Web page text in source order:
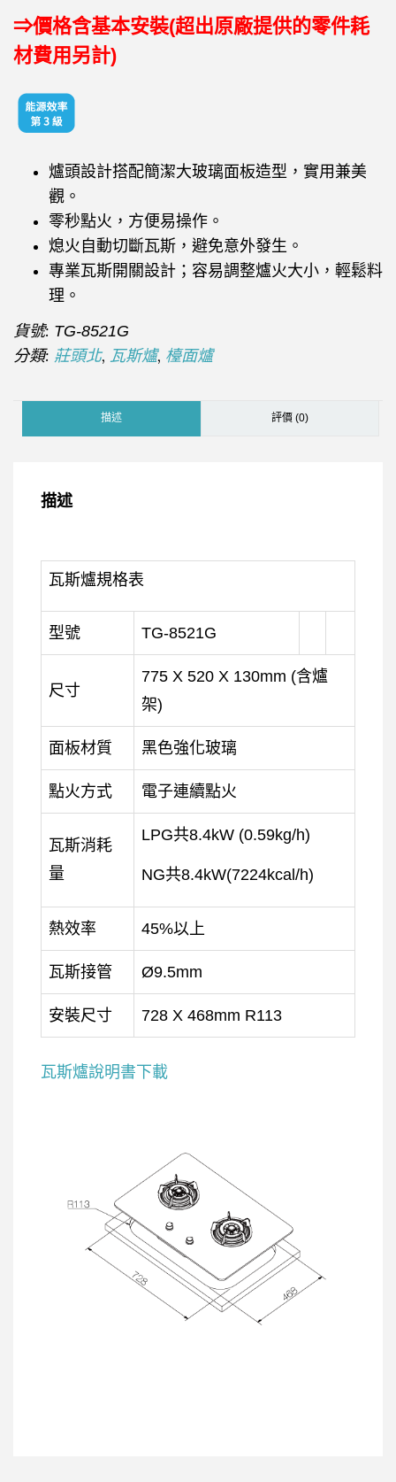
⇒價格含基本安裝(超出原廠提供的零件耗
材費用另計)
爐頭設計搭配簡潔大玻璃面板造型，實用兼美
觀。
零秒點火，方便易操作。
熄火自動切斷瓦斯，避免意外發生。
專業瓦斯開關設計；容易調整爐火大小，輕鬆料
理。
貨號: TG-8521G
分類: 莊頭北, 瓦斯爐, 檯面爐
描述 評價 (0)
描述
瓦斯爐規格表
型號 TG-8521G
尺寸
775 X 520 X 130mm (含爐
架)
面板材質 黑色強化玻璃
點火方式 電子連續點火
瓦斯消耗
量
LPG共8.4kW (0.59kg/h)
NG共8.4kW(7224kcal/h)
熱效率 45%以上
瓦斯接管 Ø9.5mm
安裝尺寸 728 X 468mm R113
瓦斯爐說明書下載